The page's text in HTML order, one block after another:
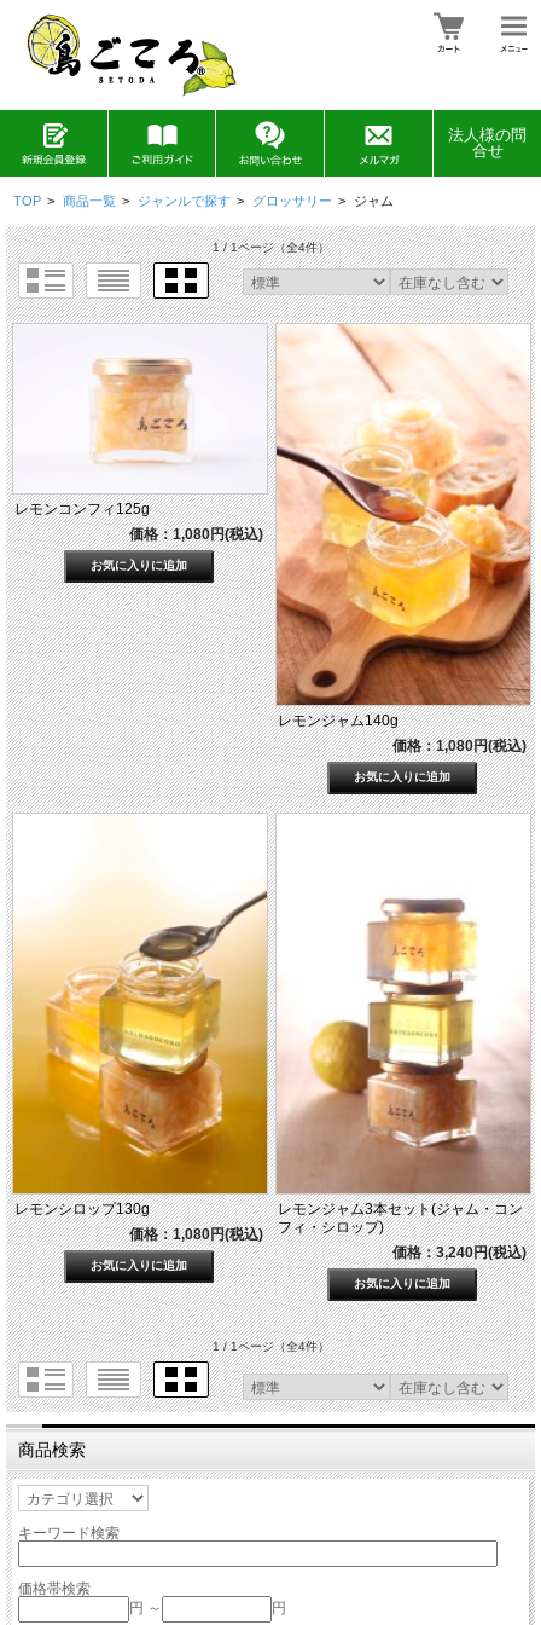
法人様の問
合せ
TOP > 商品一覧 > ジャンルで探す > グロッサリー > ジャム
1 / 1ページ（全4件）
レモンコンフィ125g
価格：1,080円(税込)
レモンジャム140g
価格：1,080円(税込)
レモンシロップ130g
価格：1,080円(税込)
レモンジャム3本セット(ジャム・コン
フィ・シロップ)
価格：3,240円(税込)
1 / 1ページ（全4件）
商品検索
キーワード検索
価格帯検索
円 ～
円